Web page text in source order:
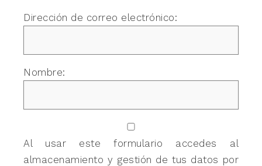
Dirección de correo electrónico:
Nombre:
Al usar este formulario accedes al
almacenamiento y gestión de tus datos por